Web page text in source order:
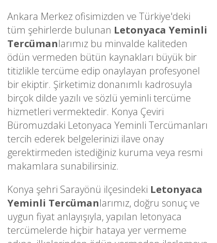
Ankara Merkez ofisimizden ve Türkiye'deki
tüm şehirlerde bulunan Letonyaca Yeminli
Tercümanlarımız bu minvalde kaliteden
ödün vermeden bütün kaynakları büyük bir
titizlikle tercüme edip onaylayan profesyonel
bir ekiptir. Şirketimiz donanımlı kadrosuyla
birçok dilde yazılı ve sözlü yeminli tercüme
hizmetleri vermektedir. Konya Çeviri
Büromuzdaki Letonyaca Yeminli Tercümanları
tercih ederek belgelerinizi ilave onay
gerektirmeden istediğiniz kuruma veya resmi
makamlara sunabilirsiniz.
Konya şehri Sarayönü ilçesindeki Letonyaca
Yeminli Tercümanlarımız, doğru sonuç ve
uygun fiyat anlayışıyla, yapılan letonyaca
tercümelerde hiçbir hataya yer vermeme